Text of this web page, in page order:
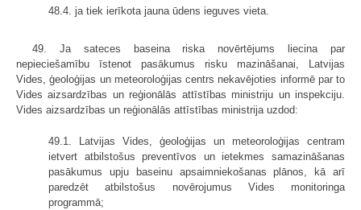
48.4. ja tiek ierīkota jauna ūdens ieguves vieta.
49. Ja sateces baseina riska novērtējums liecina par
nepieciešamību īstenot pasākumus risku mazināšanai, Latvijas
Vides, ģeoloģijas un meteoroloģijas centrs nekavējoties informē par to
Vides aizsardzības un reģionālās attīstības ministriju un inspekciju.
Vides aizsardzības un reģionālās attīstības ministrija uzdod:
49.1. Latvijas Vides, ģeoloģijas un meteoroloģijas centram
ietvert atbilstošus preventīvos un ietekmes samazināšanas
pasākumus upju baseinu apsaimniekošanas plānos, kā arī
paredzēt atbilstošus novērojumus Vides monitoringa
programmā;